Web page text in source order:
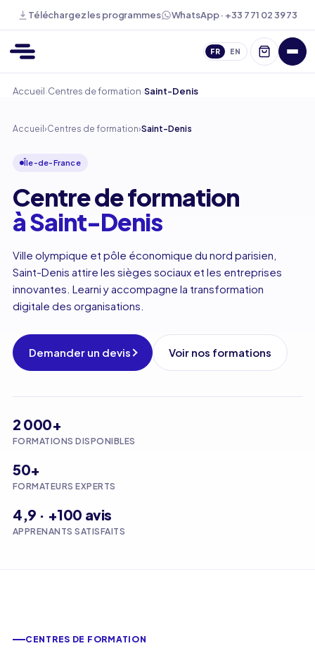
Téléchargez les programmes WhatsApp · +33 7 71 02 39 73
FR EN
Accueil›Centres de formation›Saint-Denis
Accueil ›Centres de formation›Saint-Denis
Île-de-France
Centre de formation
à Saint-Denis
Ville olympique et pôle économique du nord parisien,
Saint-Denis attire les sièges sociaux et les entreprises
innovantes. Learni y accompagne la transformation
digitale des organisations.
Demander un devis Voir nos formations
2 000+
FORMATIONS DISPONIBLES
50+
FORMATEURS EXPERTS
4,9 · +100 avis
APPRENANTS SATISFAITS
CENTRES DE FORMATION